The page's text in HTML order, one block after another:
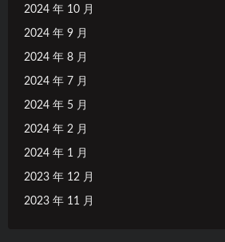
2024 年 10 月
2024 年 9 月
2024 年 8 月
2024 年 7 月
2024 年 5 月
2024 年 2 月
2024 年 1 月
2023 年 12 月
2023 年 11 月